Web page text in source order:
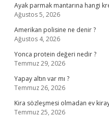
Ayak parmak mantarına hangi
Ağustos 5, 2026
Amerikan polisine ne denir ?
Ağustos 4, 2026
Yonca protein değeri nedir ?
Temmuz 29, 2026
Yapay altın var mı ?
Temmuz 26, 2026
Kira sözleşmesi olmadan ev
Temmuz 25, 2026